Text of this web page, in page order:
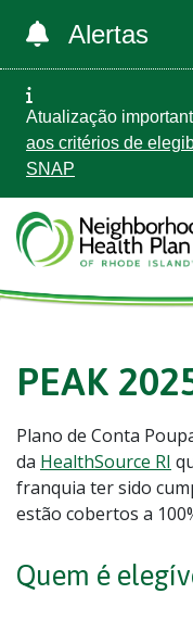
Alertas
Atualização
aos critérios de
SNAP
PEAK
Plano de Conta
da HealthSource RI
franquia ter sido
estão cobertos a
Quem é